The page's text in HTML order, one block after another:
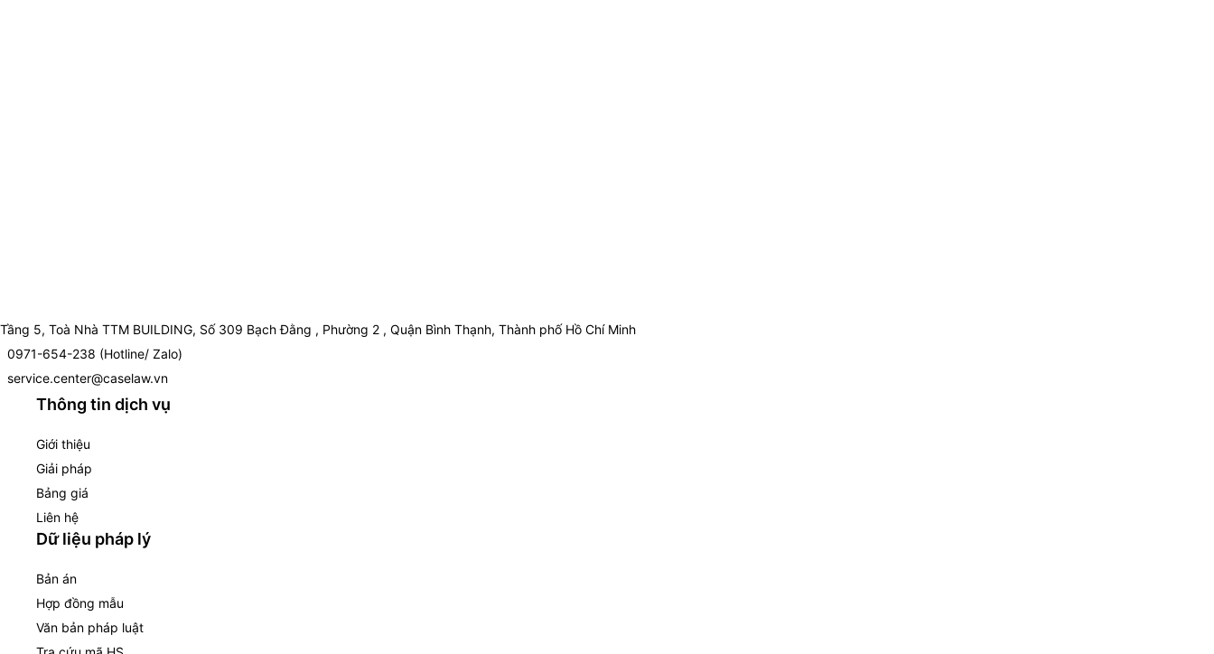
Tầng 5, Toà Nhà TTM BUILDING, Số 309 Bạch Đằng , Phường 2 , Quận Bình Thạnh, Thành phố Hồ Chí Minh
0971-654-238 (Hotline/ Zalo)
service.center@caselaw.vn
Thông tin dịch vụ
Giới thiệu
Giải pháp
Bảng giá
Liên hệ
Dữ liệu pháp lý
Bản án
Hợp đồng mẫu
Văn bản pháp luật